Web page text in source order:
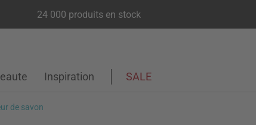
24 000 produits en stock
Inspiration SALE
de savon